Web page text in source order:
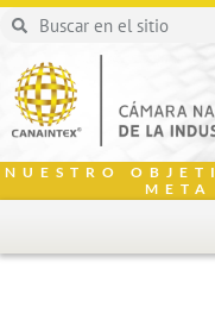
NUESTRO